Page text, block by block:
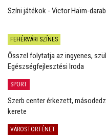
Színi játékok - Victor Haïm-
FEHÉRVÁRI SZÍNES
Ősszel folytatja az ingyenes,
Egészségfejlesztési Iroda
SPORT
Szerb center érkezett,
kerete
VÁROSTÖRTÉNET